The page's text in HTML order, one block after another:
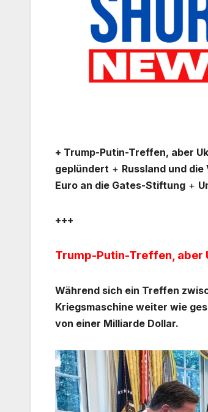
+ Trump-Putin-Treffen, aber
geplündert + Russland und
Euro an die Gates-Stiftung +
+++
Trump-Putin-Treffen, aber
Während sich ein Treffen
Kriegsmaschine weiter wie
von einer Milliarde Dollar.